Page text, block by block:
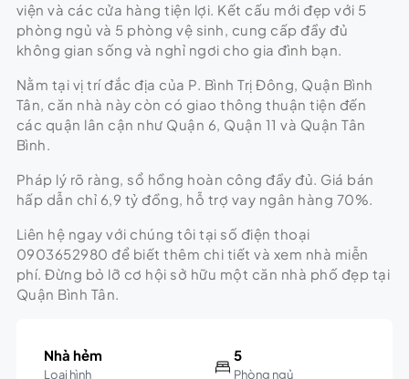
viện và các cửa hàng tiện lợi. Kết cấu mới đẹp với 5
phòng ngủ và 5 phòng vệ sinh, cung cấp đầy đủ
không gian sống và nghỉ ngơi cho gia đình bạn.
Nằm tại vị trí đắc địa của P. Bình Trị Đông, Quận Bình
Tân, căn nhà này còn có giao thông thuận tiện đến
các quận lân cận như Quận 6, Quận 11 và Quận Tân
Bình.
Pháp lý rõ ràng, sổ hồng hoàn công đầy đủ. Giá bán
hấp dẫn chỉ 6,9 tỷ đồng, hỗ trợ vay ngân hàng 70%.
Liên hệ ngay với chúng tôi tại số điện thoại
0903652980 để biết thêm chi tiết và xem nhà miễn
phí. Đừng bỏ lỡ cơ hội sở hữu một căn nhà phố đẹp tại
Quận Bình Tân.
Nhà hẻm
Loại hình
5
Phòng ngủ